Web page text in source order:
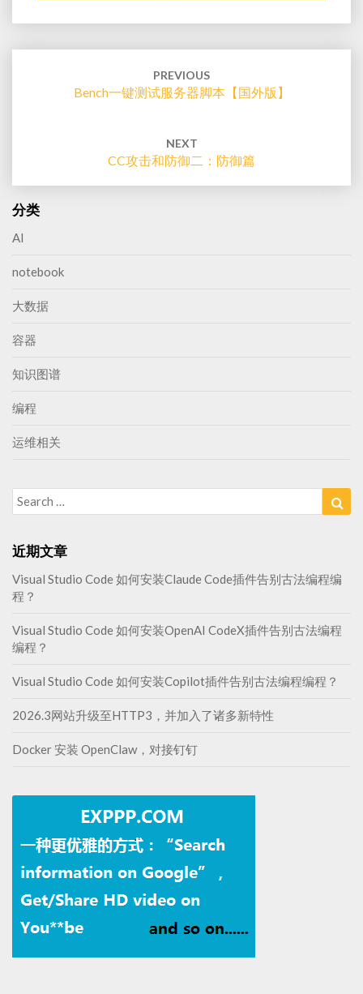
PREVIOUS
Bench一键测试服务器脚本【国外版】
NEXT
CC攻击和防御二：防御篇
分类
AI
notebook
大数据
容器
知识图谱
编程
运维相关
Search
for:
近期文章
Visual Studio Code 如何安装Claude Code插件告别古法编程编
程？
Visual Studio Code 如何安装OpenAI CodeX插件告别古法编程
编程？
Visual Studio Code 如何安装Copilot插件告别古法编程编程？
2026.3网站升级至HTTP3，并加入了诸多新特性
Docker 安装 OpenClaw，对接钉钉